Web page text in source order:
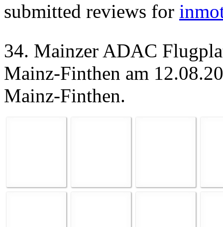
submitted reviews for
34. Mainzer ADAC
Mainz-Finthen am
Mainz-Finthen.